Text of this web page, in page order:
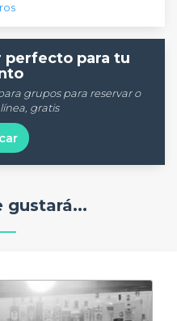
perfecto para tu
grupos para reservar o
gratis
gustará...